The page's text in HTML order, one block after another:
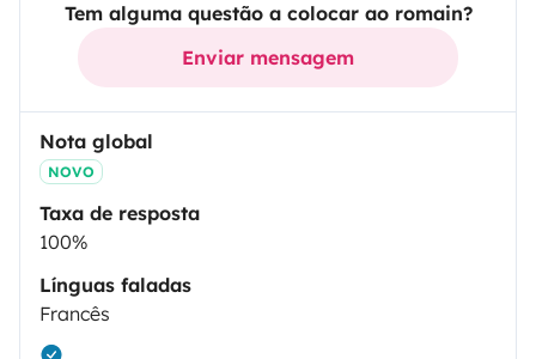
Tem alguma questão a colocar ao romain?
Enviar mensagem
Nota global
NOVO
Taxa de resposta
100%
Línguas faladas
Francês